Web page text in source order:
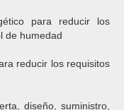
para reducir los
de humedad
reducir los requisitos
diseño, suministro,